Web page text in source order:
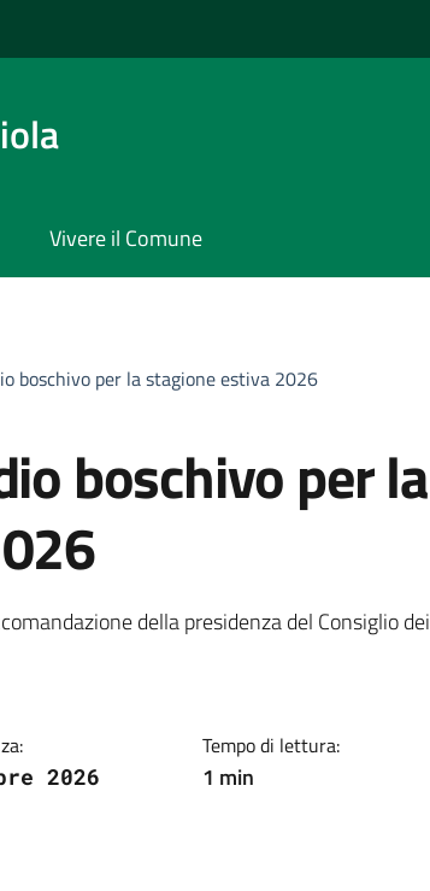
Vivere il Comune
boschivo per la stagione estiva 2026
boschivo per la
della presidenza del Consiglio dei
2026
Tempo di lettura:
1 min